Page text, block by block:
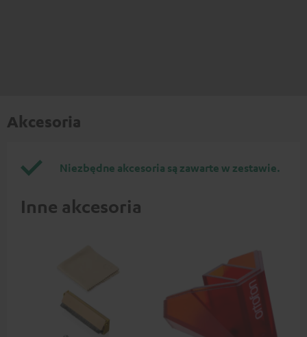
Akcesoria
Niezbędne akcesoria są zawarte w zestawie.
Inne akcesoria